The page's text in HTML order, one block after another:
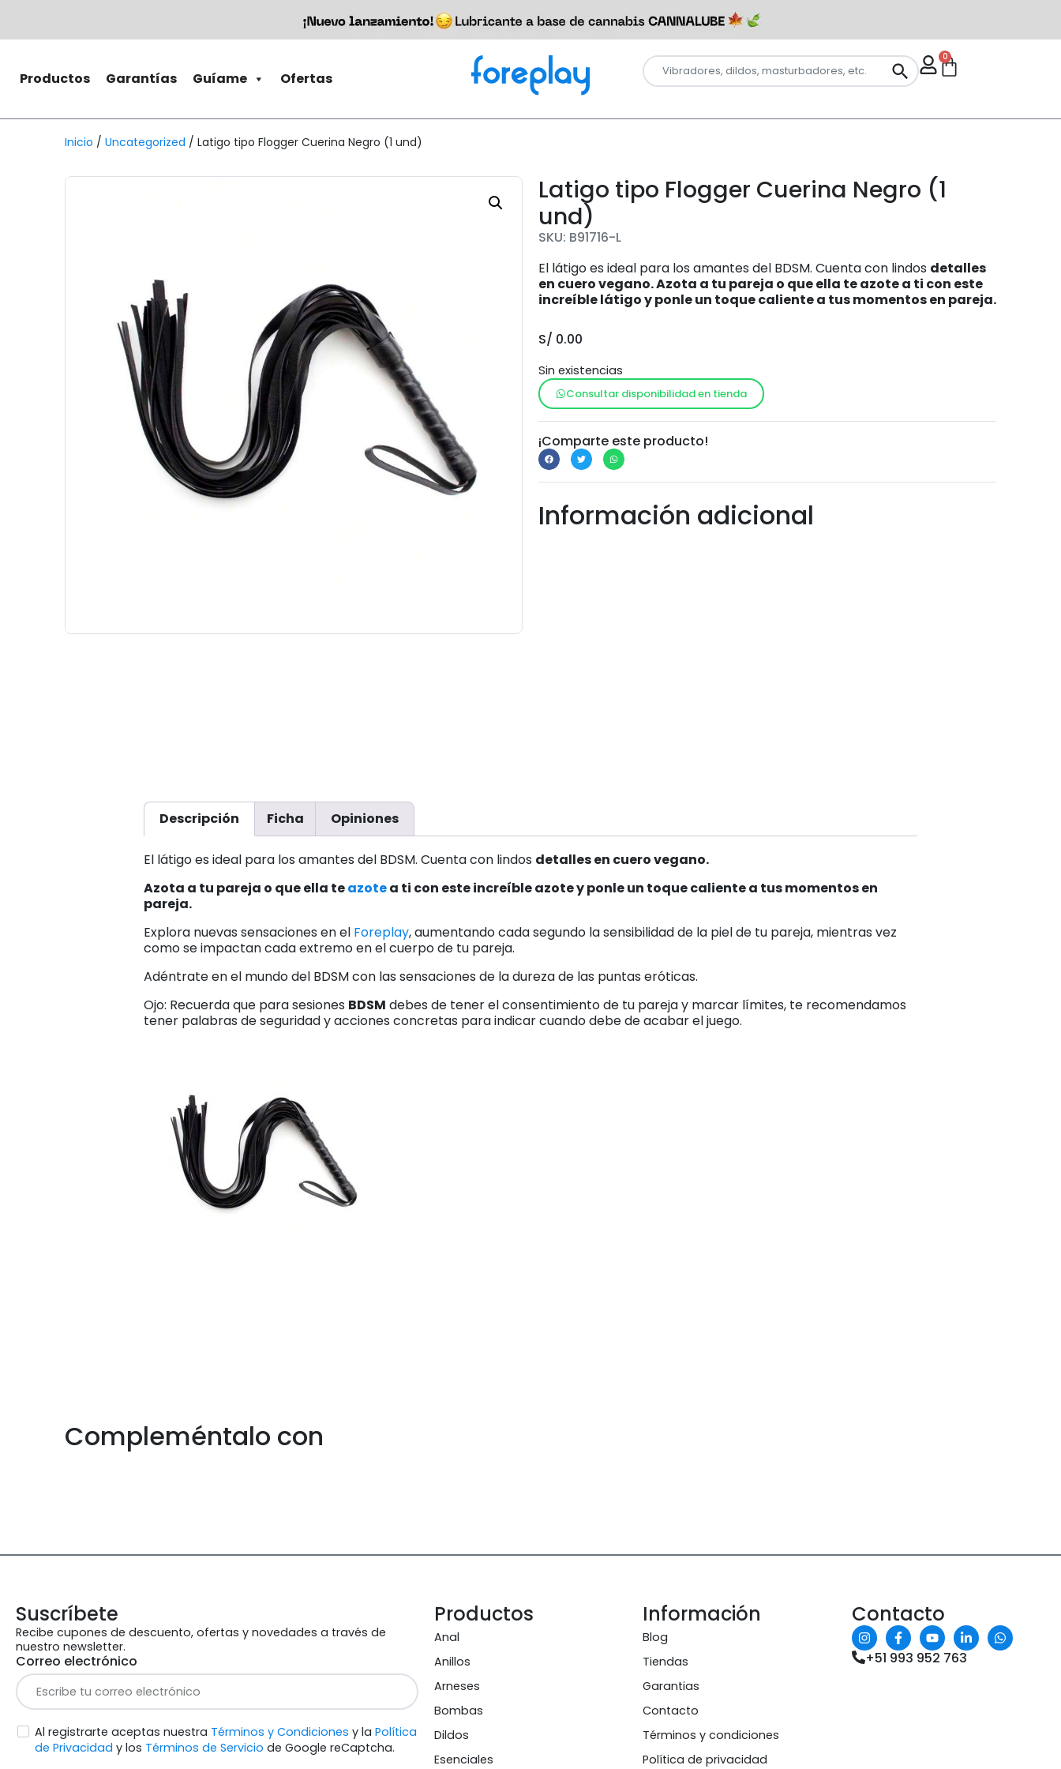
Productos Garantías Guíame Ofertas
0
Inicio / Uncategorized / Latigo tipo Flogger Cuerina Negro (1 und)
Latigo tipo Flogger Cuerina Negro (1
und)
SKU: B91716-L
El látigo es ideal para los amantes del BDSM. Cuenta con lindos detalles
en cuero vegano.Azota a tu pareja o que ella te azote a ti con este
increíble látigo y ponle un toque caliente a tus momentos en pareja.
S/ 0.00
Sin existencias
Consultar disponibilidad en tienda
¡Comparte este producto!
Información adicional
Descripción Ficha Opiniones
El látigo es ideal para los amantes del BDSM. Cuenta con lindos detalles en cuero vegano.
Azota a tu pareja o que ella teazotea ti con este increíble azote y ponle un toque caliente a tus momentos en
pareja.
Explora nuevas sensaciones en el Foreplay, aumentando cada segundo la sensibilidad de la piel de tu pareja, mientras vez
como se impactan cada extremo en el cuerpo de tu pareja.
Adéntrate en el mundo del BDSM con las sensaciones de la dureza de las puntas eróticas.
Ojo: Recuerda que para sesiones BDSM debes de tener el consentimiento de tu pareja y marcar límites, te recomendamos
tener palabras de seguridad y acciones concretas para indicar cuando debe de acabar el juego.
Compleméntalo con
Suscríbete
Recibe cupones de descuento, ofertas y novedades a través de
nuestro newsletter.
Correo electrónico
Al registrarte aceptas nuestra Términos y Condiciones y la Política
de Privacidad y los Términos de Servicio de Google reCaptcha.
Productos
Anal
Anillos
Arneses
Bombas
Dildos
Esenciales
Información
Blog
Tiendas
Garantias
Contacto
Términos y condiciones
Política de privacidad
Contacto
+51 993 952 763